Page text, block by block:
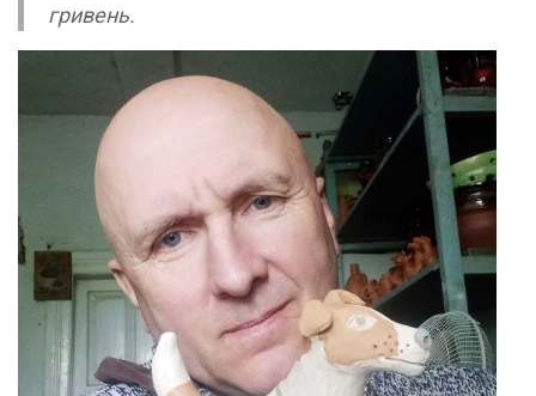
гривень.